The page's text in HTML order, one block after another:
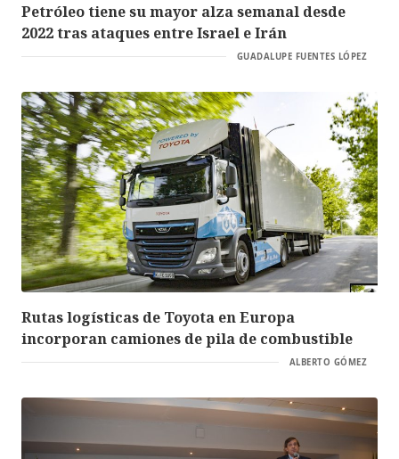
Petróleo tiene su mayor alza semanal desde
2022 tras ataques entre Israel e Irán
GUADALUPE FUENTES LÓPEZ
Rutas logísticas de Toyota en Europa
incorporan camiones de pila de combustible
ALBERTO GÓMEZ